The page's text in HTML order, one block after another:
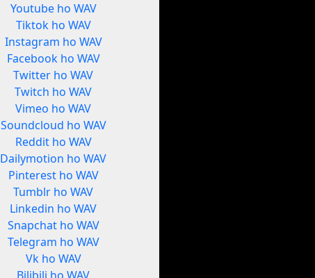
Youtube ho WAV
Tiktok ho WAV
Instagram ho WAV
Facebook ho WAV
Twitter ho WAV
Twitch ho WAV
Vimeo ho WAV
Soundcloud ho WAV
Reddit ho WAV
Dailymotion ho WAV
Pinterest ho WAV
Tumblr ho WAV
Linkedin ho WAV
Snapchat ho WAV
Telegram ho WAV
Vk ho WAV